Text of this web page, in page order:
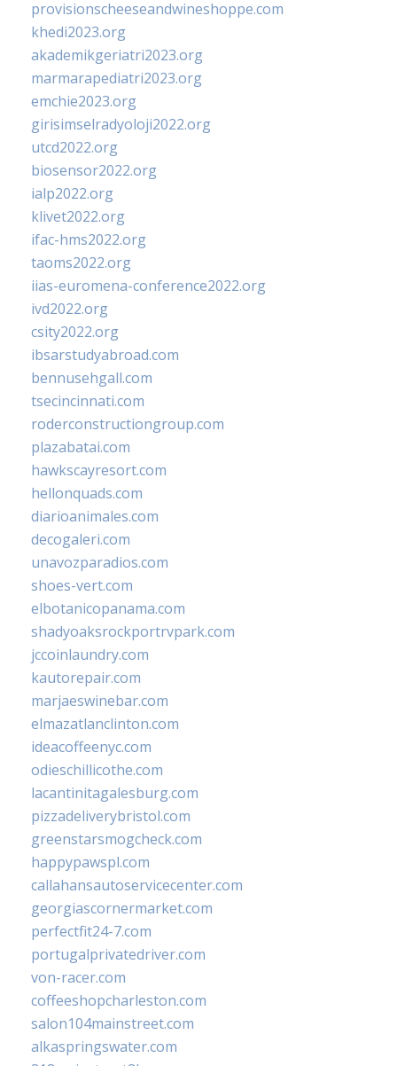
provisionscheeseandwineshoppe.com
khedi2023.org
akademikgeriatri2023.org
marmarapediatri2023.org
emchie2023.org
girisimselradyoloji2022.org
utcd2022.org
biosensor2022.org
ialp2022.org
klivet2022.org
ifac-hms2022.org
taoms2022.org
iias-euromena-conference2022.org
ivd2022.org
csity2022.org
ibsarstudyabroad.com
bennusehgall.com
tsecincinnati.com
roderconstructiongroup.com
plazabatai.com
hawkscayresort.com
hellonquads.com
diarioanimales.com
decogaleri.com
unavozparadios.com
shoes-vert.com
elbotanicopanama.com
shadyoaksrockportrvpark.com
jccoinlaundry.com
kautorepair.com
marjaeswinebar.com
elmazatlanclinton.com
ideacoffeenyc.com
odieschillicothe.com
lacantinitagalesburg.com
pizzadeliverybristol.com
greenstarsmogcheck.com
happypawspl.com
callahansautoservicecenter.com
georgiascornermarket.com
perfectfit24-7.com
portugalprivatedriver.com
von-racer.com
coffeeshopcharleston.com
salon104mainstreet.com
alkaspringswater.com